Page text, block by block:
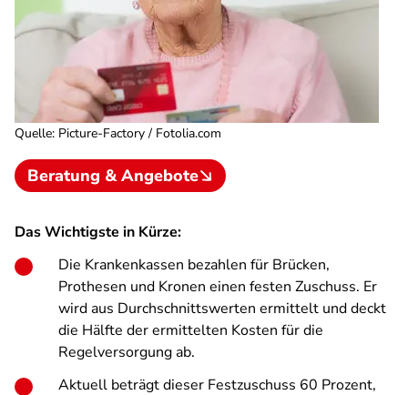
Quelle: Picture-Factory / Fotolia.com
Beratung & Angebote
Das Wichtigste in Kürze:
Die Krankenkassen bezahlen für Brücken,
Prothesen und Kronen einen festen Zuschuss. Er
wird aus Durchschnittswerten ermittelt und deckt
die Hälfte der ermittelten Kosten für die
Regelversorgung ab.
Aktuell beträgt dieser Festzuschuss 60 Prozent,